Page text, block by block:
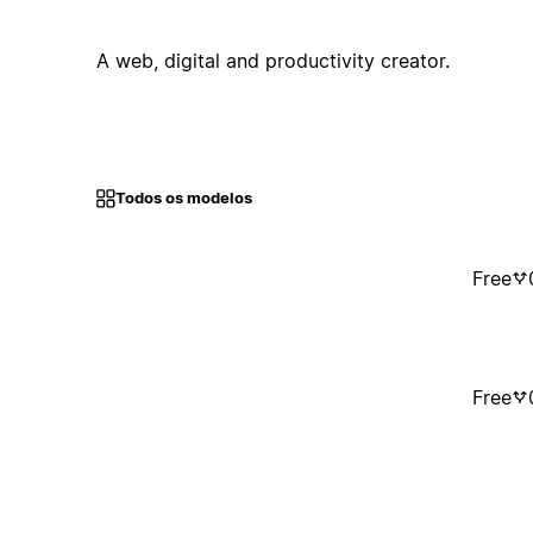
A web, digital and productivity creator.
Todos os modelos
Free
Free